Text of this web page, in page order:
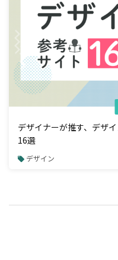
デザイナーが推す、デザ
16選
デザイン